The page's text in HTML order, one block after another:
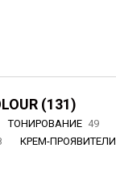
(131)
ТОНИРОВАНИЕ 49
КРЕМ-ПРОЯВИТЕЛИ